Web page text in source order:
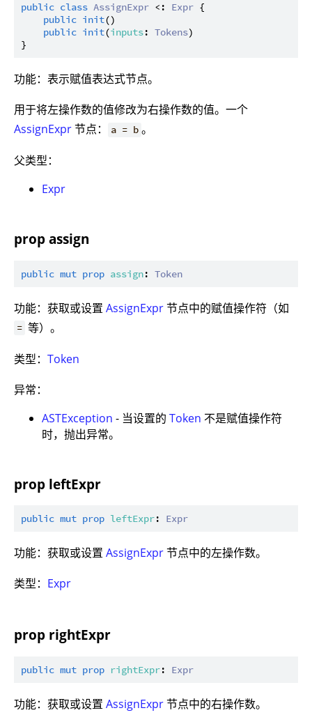
public class AssignExpr <: Expr {
public init()
public init(inputs: Tokens)
功能：表示赋值表达式节点。
用于将左操作数的值修改为右操作数的值。一个
AssignExpr节点： a = b 。
父类型：
Expr
prop assign
public mut prop assign: Token
功能：获取或设置 AssignExpr节点中的赋值操作符（如
= 等）。
类型： Token
异常：
ASTException - 当设置的 Token 不是赋值操作符
时，抛出异常。
prop leftExpr
public mut prop leftExpr: Expr
功能：获取或设置 AssignExpr节点中的左操作数。
类型： Expr
prop rightExpr
public mut prop rightExpr: Expr
功能：获取或设置 AssignExpr节点中的右操作数。